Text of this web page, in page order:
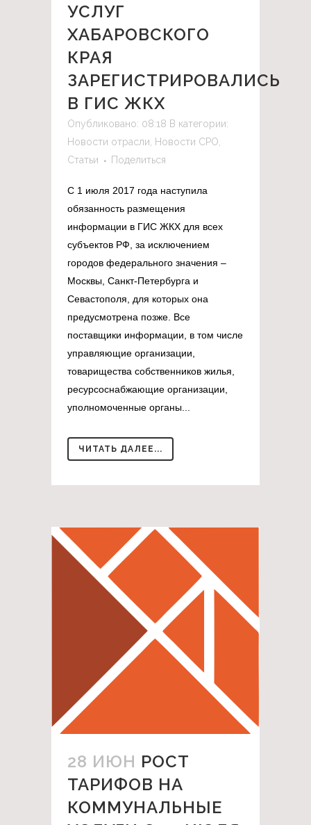
УСЛУГ
ХАБАРОВСКОГО
КРАЯ
ЗАРЕГИСТРИРОВАЛИСЬ
В ГИС ЖКХ
Опубликовано: 08:18 В категории:
Новости отрасли, Новости СРО,
Статьи
Поделиться
С 1 июля 2017 года наступила
обязанность размещения
информации в ГИС ЖКХ для всех
субъектов РФ, за исключением
городов федерального значения –
Москвы, Санкт-Петербурга и
Севастополя, для которых она
предусмотрена позже. Все
поставщики информации, в том числе
управляющие организации,
товарищества собственников жилья,
ресурсоснабжающие организации,
уполномоченные органы...
ЧИТАТЬ ДАЛЕЕ...
28 ИЮН РОСТ
ТАРИФОВ НА
КОММУНАЛЬНЫЕ